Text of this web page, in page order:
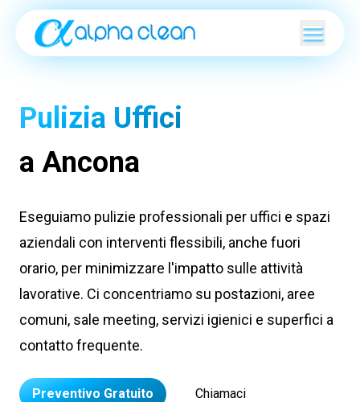
Pulizia Uffici
a Ancona
Eseguiamo pulizie professionali per uffici e spazi
aziendali con interventi flessibili, anche fuori
orario, per minimizzare l'impatto sulle attività
lavorative. Ci concentriamo su postazioni, aree
comuni, sale meeting, servizi igienici e superfici a
contatto frequente.
Preventivo Gratuito Chiamaci